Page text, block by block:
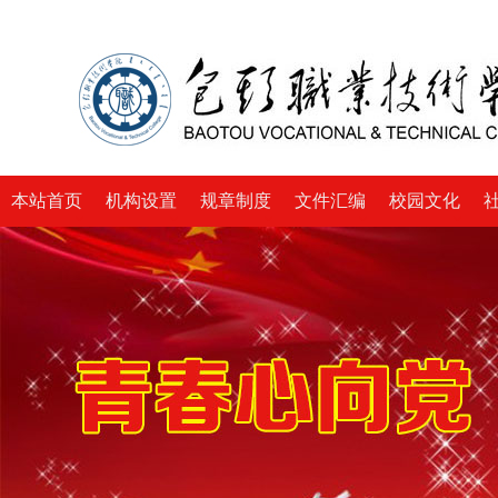
本站首页 机构设置 规章制度 文件汇编 校园文化